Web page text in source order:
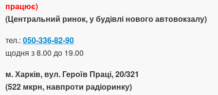
працює)
(Центральний ринок, у будівлі нового автовокзалу)
тел.: 050-336-82-90
щодня з 8.00 до 19.00
м. Харків, вул. Героїв Праці, 20/321
(522 мкрн, навпроти радіоринку)